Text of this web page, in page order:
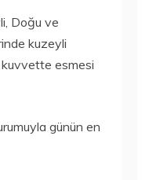
Doğu ve
kuzeyli
esmesi
günün en